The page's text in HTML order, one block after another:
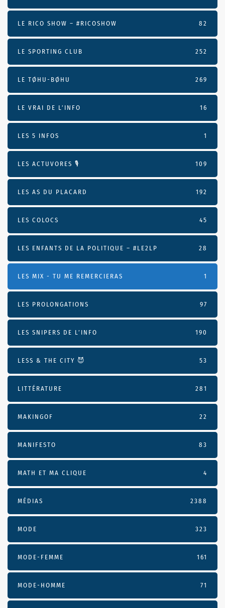
LE RICO SHOW – #RICOSHOW 82
LE SPORTING CLUB 252
LE TØHU-BØHU 269
LE VRAI DE L’INFO 16
LES 5 INFOS 1
LES ACTUVORES 🎙 109
LES AS DU PLACARD 192
LES COLOCS 45
LES ENFANTS DE LA POLITIQUE – #LE2LP 28
LES MIX - TU ME REMERCIERAS 1
LES PROLONGATIONS 97
LES SNIPERS DE L’INFO 190
LESS & THE CITY 😈 53
LITTÉRATURE 281
MAKINGOF 22
MANIFESTO 83
MATH ET MA CLIQUE 4
MÉDIAS 2388
MODE 323
MODE-FEMME 161
MODE-HOMME 71